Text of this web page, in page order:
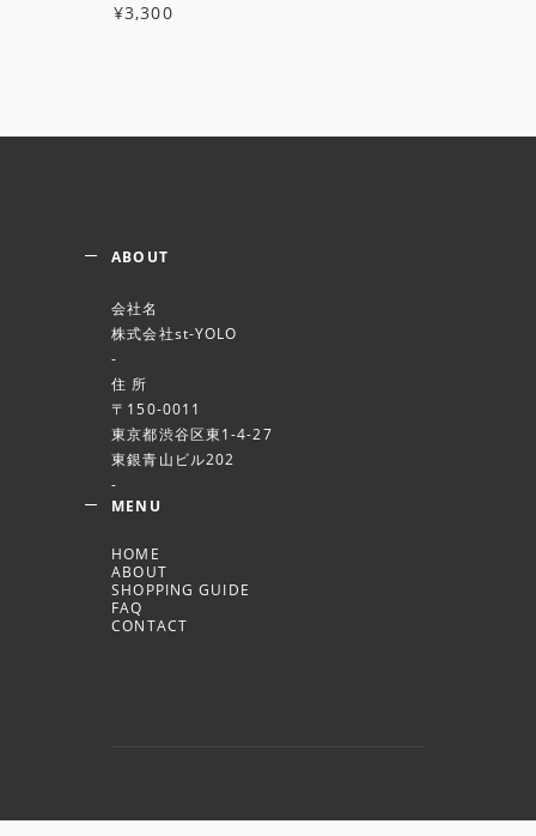
¥3,300
ABOUT
会社名
株式会社st-YOLO
-
住 所
〒150-0011
東京都渋谷区東1-4-27
東銀青山ビル202
-
MENU
HOME
ABOUT
SHOPPING GUIDE
FAQ
CONTACT